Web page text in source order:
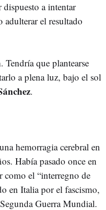
a intentar
adulterar el resultado
. Tendría que plantearse
a plena luz, bajo el sol
.
hemorragia cerebral en
Había pasado once en
el “interregno de
en Italia por el fascismo,
Guerra Mundial.